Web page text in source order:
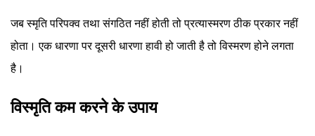
जब स्मृति परिपक्व तथा संगठित नहीं होती तो प्रत्यास्मरण ठीक प्रकार नहीं
होता। एक धारणा पर दूसरी धारणा हावी हो जाती है तो विस्मरण होने लगता
है।
विस्मृति कम करने के उपाय